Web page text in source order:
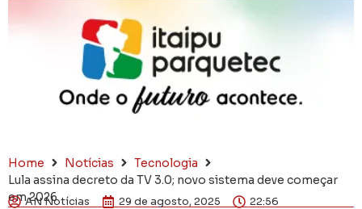
Home Notícias
Tecnologia
Lula assina decreto da TV 3.0; novo sistema deve começar
em 2026
AN Notícias 29 de agosto, 2025
22:56